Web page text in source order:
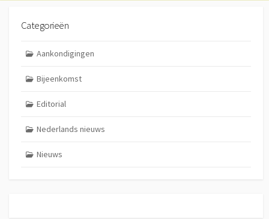
Categorieën
Aankondigingen
Bijeenkomst
Editorial
Nederlands nieuws
Nieuws